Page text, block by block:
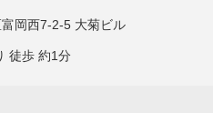
岡西7-2-5 大菊ビル
徒歩 約1分